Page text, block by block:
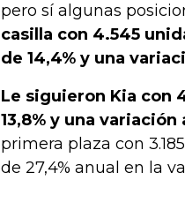
pero sí algunas
casilla con 4.545
de 14,4% y una
Le siguieron Kia con
13,8% y una
primera plaza con
de 27,4% anual en la